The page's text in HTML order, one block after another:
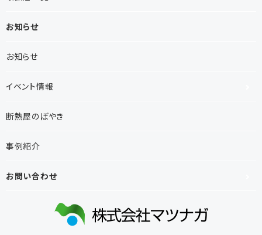
お知らせ
お知らせ
イベント情報
断熱屋のぼやき
事例紹介
お問い合わせ